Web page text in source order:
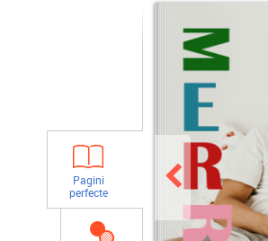
Pagini
perfecte